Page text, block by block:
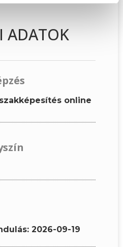
ADATOK
online
2026-09-19